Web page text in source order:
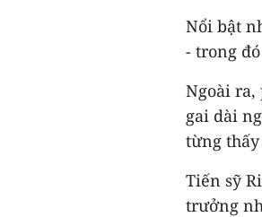
Nổi bật
- trong
Ngoài ra,
gai dài
từng
Tiến sỹ
trưởng